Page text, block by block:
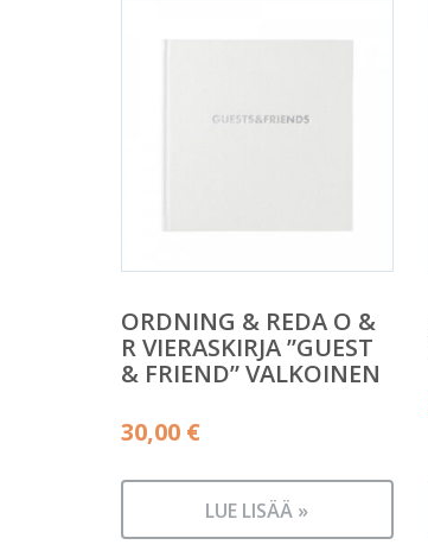
ORDNING & REDA O &
R VIERASKIRJA ”GUEST
& FRIEND” VALKOINEN
30,00 €
LUE LISÄÄ »